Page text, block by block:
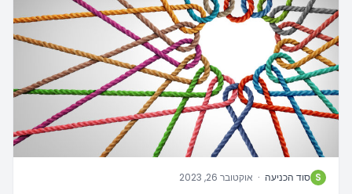
S סוד הכניעה · אוקטובר 26, 2023